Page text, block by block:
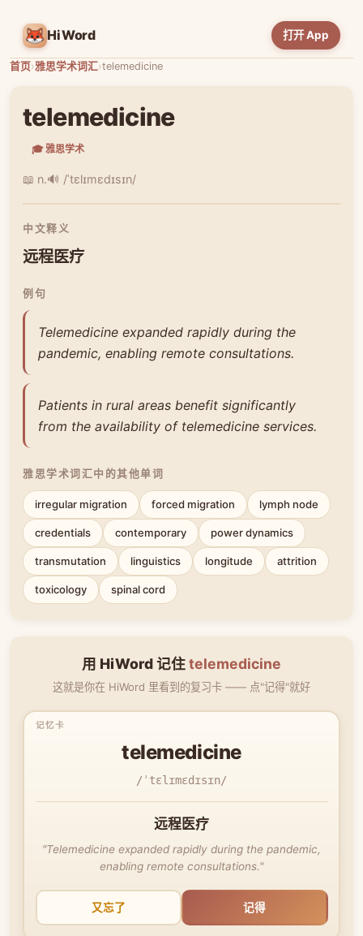
HiWord 打开 App
首页›雅思学术词汇›telemedicine
telemedicine
🎓 雅思学术
📖 n.🔊 /ˈtɛlɪmɛdɪsɪn/
中文释义
远程医疗
例句
Telemedicine expanded rapidly during the
pandemic, enabling remote consultations.
Patients in rural areas benefit significantly
from the availability of telemedicine services.
雅思学术词汇中的其他单词
irregular migration forced migration lymph node
credentials contemporary power dynamics
transmutation linguistics longitude attrition
toxicology spinal cord
用 HiWord 记住telemedicine
这就是你在 HiWord 里看到的复习卡 —— 点"记得"就好
telemedicine
/ˈtɛlɪmɛdɪsɪn/
远程医疗
"Telemedicine expanded rapidly during the pandemic,
enabling remote consultations."
又忘了 记得